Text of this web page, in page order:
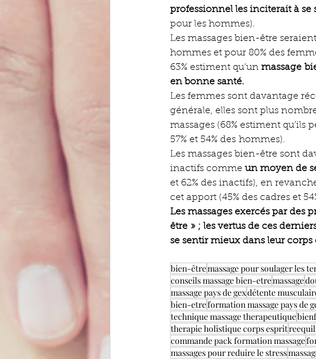
professionnel les inciterait à
pour les hommes).
Les massages bien-être
hommes et pour 80% des
63% estiment qu’un massage
en bonne santé.
Les femmes sont davantage
générale, elles sont plus
massages (68% estiment qu’ils
57% et 54% des hommes).
Les massages bien-être sont
inactifs comme un moyen de
et 62% des inactifs), en
cet apport (45% des cadres et
Les massages exercés par des
être » ; les vertus de ces
se sentir mieux dans leur
bien-êtremassage pour soulager les
conseils massage bien-etremassage
massage pays de gexdétente
bien-etreformation massage pays de
technique massage therapeutique
therapie holistique corps esprit
commande pack formation massage
massages pour reduire le stress